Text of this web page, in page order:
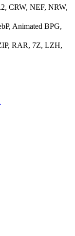
CRW, NEF, NRW,
Animated BPG,
RAR, 7Z, LZH,